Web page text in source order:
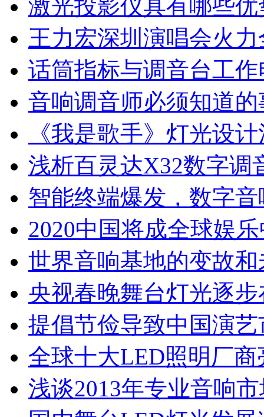
激光投影仪具有哪些优
王力宏深圳演唱会火
话筒指标与调音台工
音响调音师必须知道的
《我是歌手》灯光设
浅析百灵达X32数字调
智能终端爆发，数字
2020中国将成全球娱
世界音响基地的变故和
央视春晚舞台灯光逐
提倡节俭导致中国演
全球十大LED照明厂商
浅谈2013年专业音响